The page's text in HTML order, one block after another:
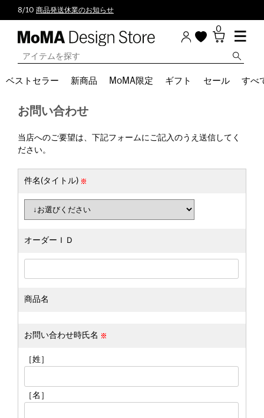
8/10 商品発送休業のお知らせ
0
ベストセラー 新商品 MoMA限定 ギフト セール すべ
お問い合わせ
当店へのご要望は、下記フォームにご記入のうえ送信してく
ださい。
件名(タイトル)
オーダーＩＤ
商品名
お問い合わせ時氏名
［姓］
［名］